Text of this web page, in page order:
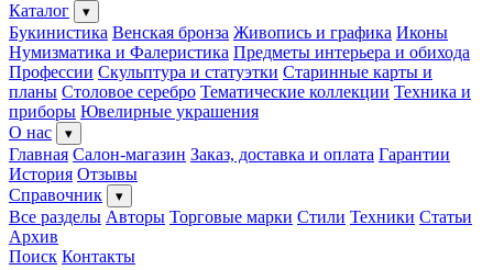
Каталог
▾
Букинистика Венская бронза Живопись и графика Иконы
Нумизматика и Фалеристика Предметы интерьера и обихода
Профессии Скульптура и статуэтки Старинные карты и
планы Столовое серебро Тематические коллекции Техника и
приборы Ювелирные украшения
О нас
▾
Главная Салон-магазин Заказ, доставка и оплата Гарантии
История Отзывы
Справочник
▾
Все разделы Авторы Торговые марки Стили Техники Статьи
Архив
Поиск Контакты